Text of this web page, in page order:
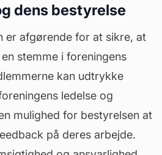
dens bestyrelse
er afgørende for at sikre, at
stemme i foreningens
kan udtrykke
ledelse og
mulighed for bestyrelsen at
på deres arbejde.